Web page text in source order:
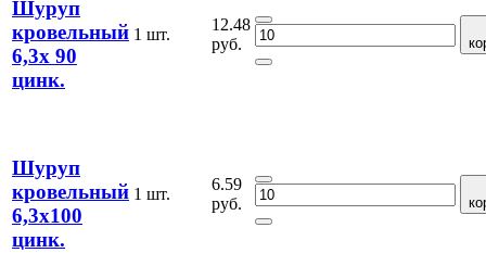
Шуруп
кровельный
6,3х 90
цинк.
1 шт.
12.48
руб.
Шуруп
кровельный
6,3х100
цинк.
1 шт.
6.59
руб.